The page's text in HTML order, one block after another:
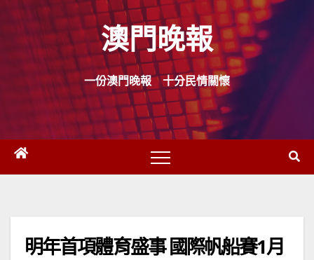
Skip
content
澳門晚報
一份澳門晚報 十分民情關懷
明年首項體育盛事 國際帆船賽1月